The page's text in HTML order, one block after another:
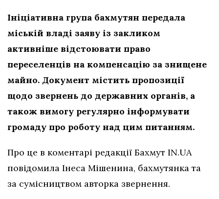
Ініціативна група бахмутян передала
міській владі заяву із закликом
активніше відстоювати право
переселенців на компенсацію за знищене
майно. Документ містить пропозиції
щодо звернень до державних органів, а
також вимогу регулярно інформувати
громаду про роботу над цим питанням.
Про це в коментарі редакції Бахмут IN.UA
повідомила Інеса Мішенина, бахмутянка та
за сумісництвом авторка звернення.